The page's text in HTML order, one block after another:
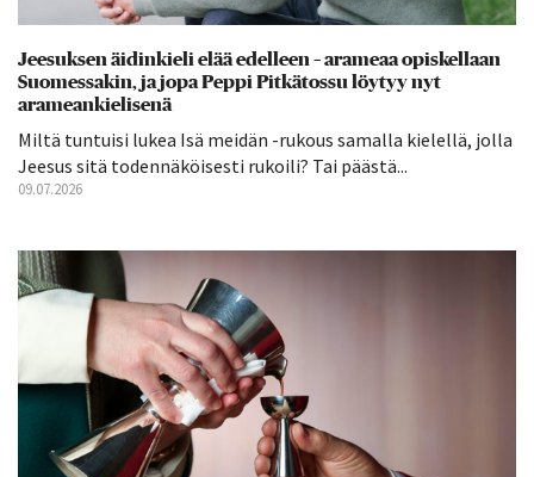
Jeesuksen äidinkieli elää edelleen – arameaa opiskellaan
Suomessakin, ja jopa Peppi Pitkätossu löytyy nyt
arameankielisenä
Miltä tuntuisi lukea Isä meidän -rukous samalla kielellä, jolla
Jeesus sitä todennäköisesti rukoili? Tai päästä...
09.07.2026